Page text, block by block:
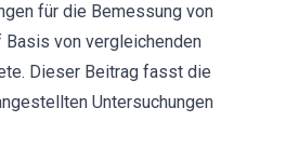
für die Bemessung von
von vergleichenden
Dieser Beitrag fasst die
Untersuchungen